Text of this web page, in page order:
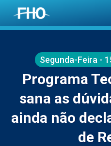
Segunda-Feira -
Programa
sana as
ainda não
de